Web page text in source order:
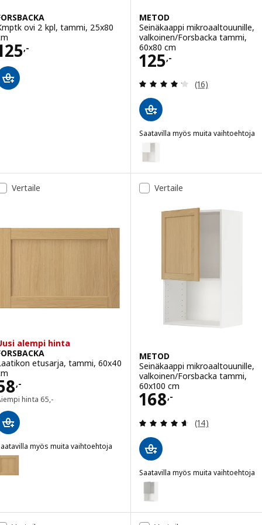
ovi 2 kpl, tammi, 25x80
,- 125,-
METOD
Seinäkaappi mikroaaltouunille,
valkoinen/Forsbacka tammi,
60x80 cm
125,-
Hinta 125,-
Arvio: 4.2 / 5
(16)
Saatavilla myös muita vaihtoehtoja
METOD
Vaihtoehto: METOD,
Vaihtoehto: METOD,
Vaihtoehto: METOD,
Vertaile
alempi hinta
etusarja, tammi, 60x40
,- 58,-
hinta 65,-
Aiempi hinta 65,-
myös muita vaihtoehtoja
FORSBACKA, Laatikon etusarja, tammi, 40x40 cm
FORSBACKA, Laatikon etusarja, tammi, 80x40 cm
Vertaile
METOD
Seinäkaappi mikroaaltouunille,
valkoinen/Forsbacka tammi,
60x100 cm
168,-
Hinta 168,-
Arvio: 4.6 / 5
(14)
Saatavilla myös muita vaihtoehtoja
METOD
Vaihtoehto: METOD,